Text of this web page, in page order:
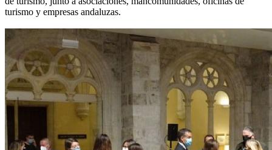
turismo y empresas andaluzas.